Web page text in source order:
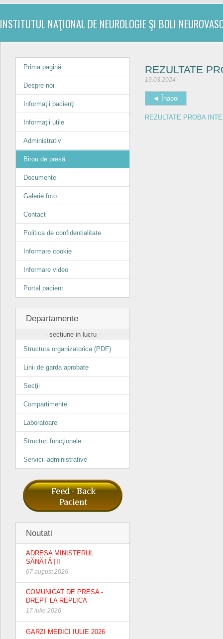
INSTITUTUL NAŢIONAL DE NEUROLOGIE ŞI BOLI
Prima pagină
Despre noi
Informaţii pacienţi
Informaţii utile
Administrativ
Birou de presă
Documente
Galerie foto
Contact
Politica de confidentialitate
Informare cookie
Informare video
Portal pacient
Departamente
- sectiune in lucru -
Structura organizatorica (PDF)
Linii de garda aprobate
Secţii
Compartimente
Laboratoare
Structuri funcţionale
Servicii administrative
Noutati
ADRESA MINISTERUL
SĂNĂTĂȚII
07 august 2026
COMUNICAT DE PRESA -
DREPT LA REPLICA
17 iulie 2026
GARZI MEDICI IULIE 2026
REZULTATE
19.03.2024
◄ Înapoi
REZULTATE PROBA